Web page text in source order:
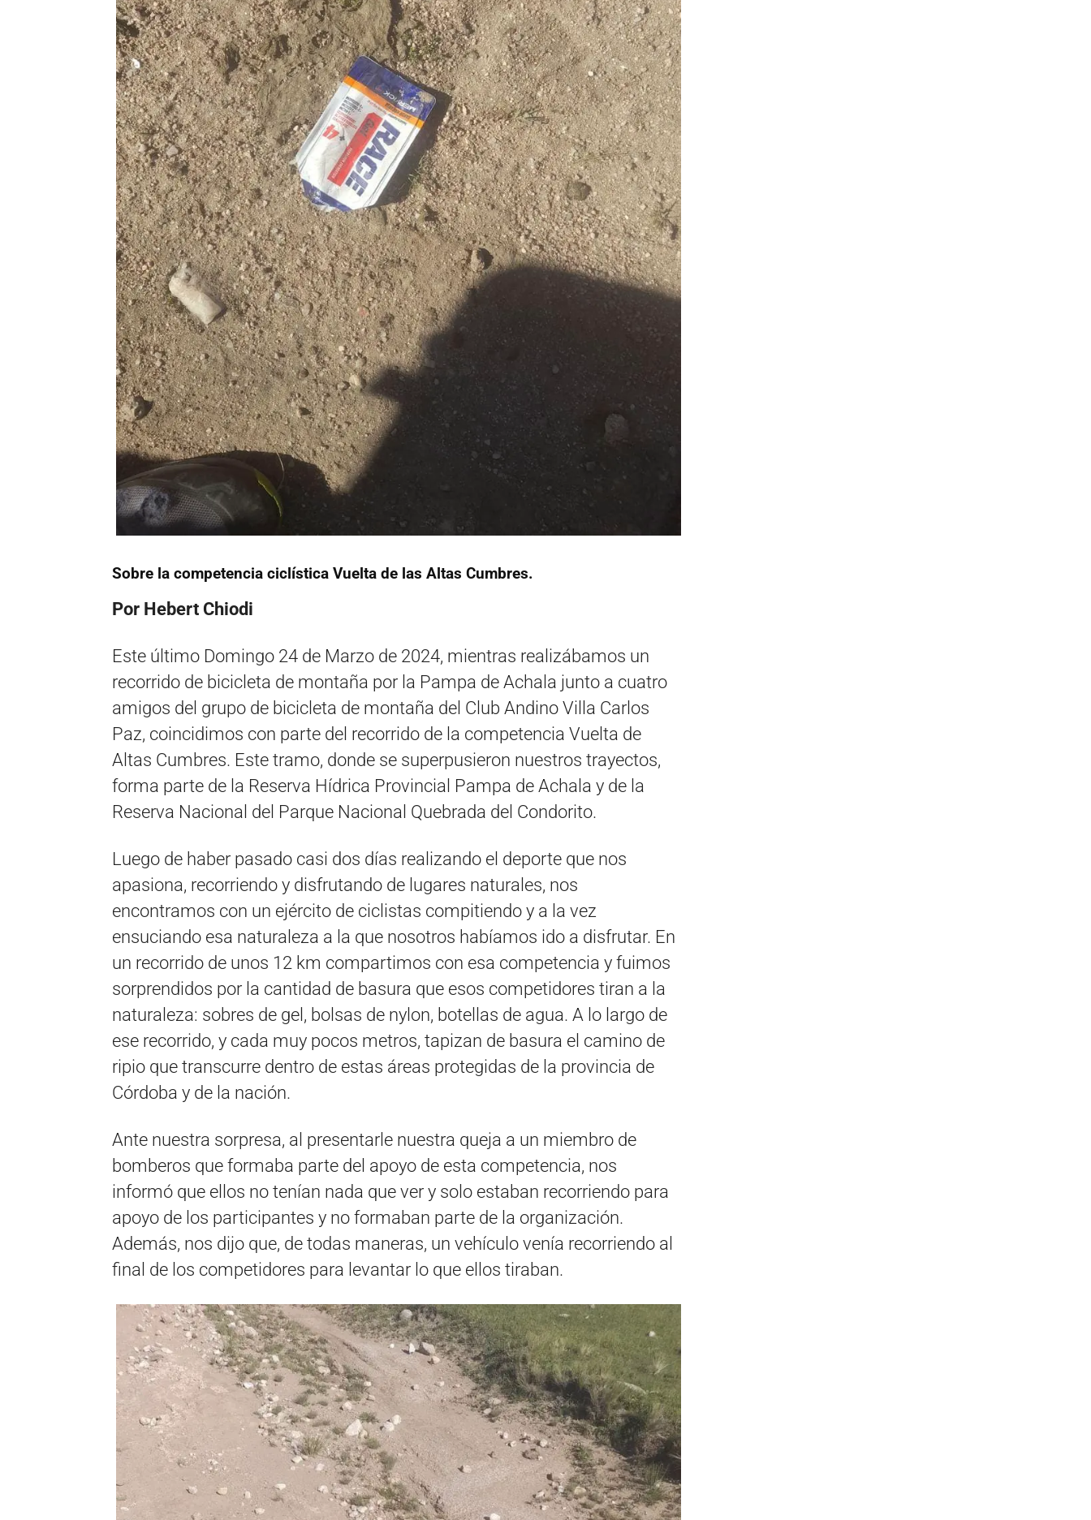
Sobre la competencia ciclística Vuelta de las Altas Cumbres.
Por Hebert Chiodi
Este último Domingo 24 de Marzo de 2024, mientras realizábamos un
recorrido de bicicleta de montaña por la Pampa de Achala junto a cuatro
amigos del grupo de bicicleta de montaña del Club Andino Villa Carlos
Paz, coincidimos con parte del recorrido de la competencia Vuelta de
Altas Cumbres. Este tramo, donde se superpusieron nuestros trayectos,
forma parte de la Reserva Hídrica Provincial Pampa de Achala y de la
Reserva Nacional del Parque Nacional Quebrada del Condorito.
Luego de haber pasado casi dos días realizando el deporte que nos
apasiona, recorriendo y disfrutando de lugares naturales, nos
encontramos con un ejército de ciclistas compitiendo y a la vez
ensuciando esa naturaleza a la que nosotros habíamos ido a disfrutar. En
un recorrido de unos 12 km compartimos con esa competencia y fuimos
sorprendidos por la cantidad de basura que esos competidores tiran a la
naturaleza: sobres de gel, bolsas de nylon, botellas de agua. A lo largo de
ese recorrido, y cada muy pocos metros, tapizan de basura el camino de
ripio que transcurre dentro de estas áreas protegidas de la provincia de
Córdoba y de la nación.
Ante nuestra sorpresa, al presentarle nuestra queja a un miembro de
bomberos que formaba parte del apoyo de esta competencia, nos
informó que ellos no tenían nada que ver y solo estaban recorriendo para
apoyo de los participantes y no formaban parte de la organización.
Además, nos dijo que, de todas maneras, un vehículo venía recorriendo al
final de los competidores para levantar lo que ellos tiraban.